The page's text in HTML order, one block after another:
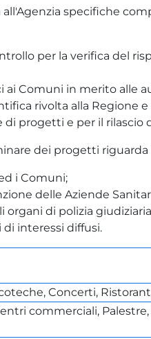
specifiche
per la verifica del
ai Comuni in merito alle
rivolta alla Regione
di progetti e per il rilascio
dei progetti
i Comuni;
delle Aziende
organi di polizia
di interessi diffusi.
Concerti,
commerciali,